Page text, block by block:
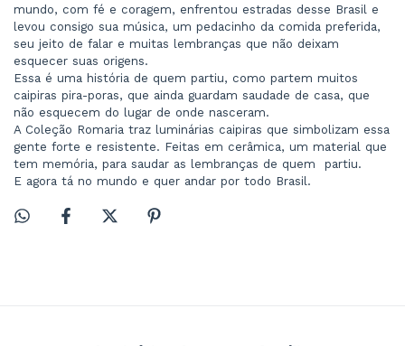
mundo, com fé e coragem, enfrentou estradas desse Brasil e
levou consigo sua música, um pedacinho da comida preferida,
seu jeito de falar e muitas lembranças que não deixam
esquecer suas origens.
Essa é uma história de quem partiu, como partem muitos
caipiras pira-poras, que ainda guardam saudade de casa, que
não esquecem do lugar de onde nasceram.
A Coleção Romaria traz luminárias caipiras que simbolizam essa
gente forte e resistente. Feitas em cerâmica, um material que
tem memória, para saudar as lembranças de quem  partiu.
E agora tá no mundo e quer andar por todo Brasil.